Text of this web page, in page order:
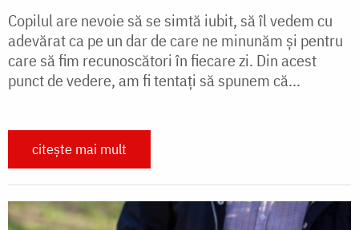
Copilul are nevoie să se simtă iubit, să îl vedem cu
adevărat ca pe un dar de care ne minunăm și pentru
care să fim recunoscători în fiecare zi. Din acest
punct de vedere, am fi tentați să spunem că...
citește mai mult